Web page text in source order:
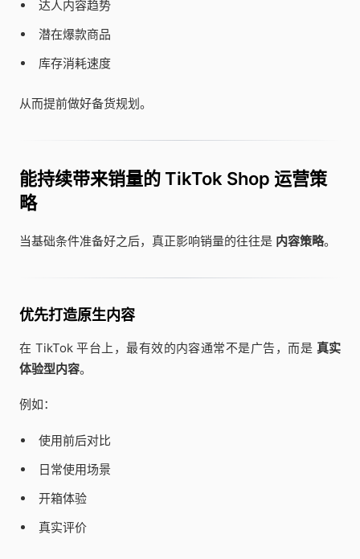
达人内容趋势
潜在爆款商品
库存消耗速度
从而提前做好备货规划。
能持续带来销量的 TikTok Shop 运营策
略
当基础条件准备好之后，真正影响销量的往往是 内容策略。
优先打造原生内容
在 TikTok 平台上，最有效的内容通常不是广告，而是 真实
体验型内容。
例如：
使用前后对比
日常使用场景
开箱体验
真实评价